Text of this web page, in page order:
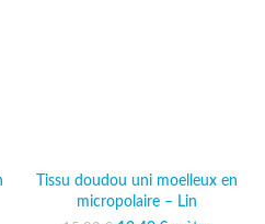
Tissu doudou uni moelleux en
micropolaire – Lin